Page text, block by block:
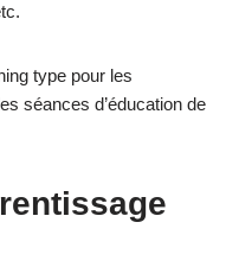
type pour les
séances d’éducation de